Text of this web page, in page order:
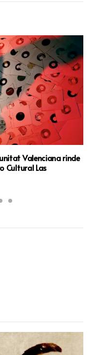
del baluarte de Santa